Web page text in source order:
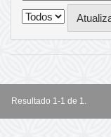
Resultado 1-1 de 1.